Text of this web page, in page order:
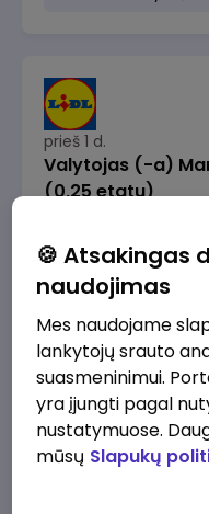
prieš 1 d.
Valytojas (-a)
(0,25 etatu)
289 - 337 €/mėn.
prieš 1 d.
Talent
term - 1.5 years)
🍪 Atsakingas
naudojimas
Mes naudojame
lankytojų srauto
suasmeninimui.
yra įjungti pagal
nustatymuose.
mūsų Slapukų